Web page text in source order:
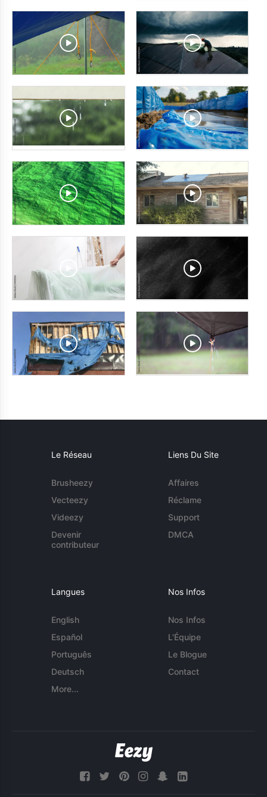
Le Réseau
Brusheezy
Vecteezy
Videezy
Devenir
contributeur
Liens Du Site
Affaires
Réclame
Support
DMCA
Langues
English
Español
Português
Deutsch
More...
Nos Infos
Nos Infos
L'Équipe
Le Blogue
Contact